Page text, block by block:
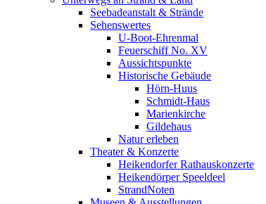
Seebadeanstalt & Strände
Sehenswertes
U-Boot-Ehrenmal
Feuerschiff No. XV
Aussichtspunkte
Historische Gebäude
Hörn-Huus
Schmidt-Haus
Marienkirche
Gildehaus
Natur erleben
Theater & Konzerte
Heikendorfer Rathauskonzerte
Heikendörper Speeldeel
StrandNoten